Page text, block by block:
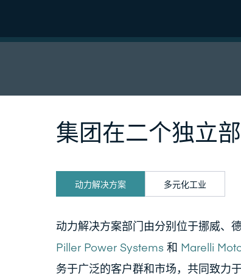
集团在二个独立
动力解决方案 多元化工业
动力解决方案部门由分别位于挪威、
Piller Power Systems 和 Marelli
务于广泛的客户群和市场，共同致